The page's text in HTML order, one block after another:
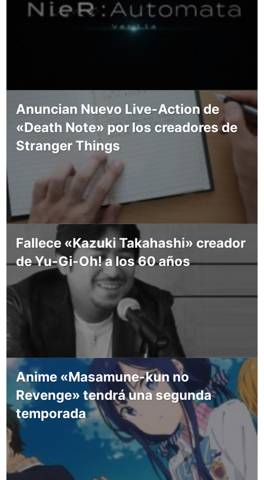
Anuncian Nuevo Live-Action de
«Death Note» por los creadores de
Stranger Things
Fallece «Kazuki Takahashi» creador
de Yu-Gi-Oh! a los 60 años
Anime «Masamune-kun no
Revenge» tendrá una segunda
temporada